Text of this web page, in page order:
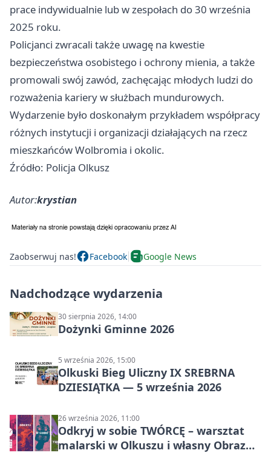
prace indywidualnie lub w zespołach do 30 września
2025 roku.
Policjanci zwracali także uwagę na kwestie
bezpieczeństwa osobistego i ochrony mienia, a także
promowali swój zawód, zachęcając młodych ludzi do
rozważenia kariery w służbach mundurowych.
Wydarzenie było doskonałym przykładem współpracy
różnych instytucji i organizacji działających na rzecz
mieszkańców Wolbromia i okolic.
Źródło: Policja Olkusz
Autor:krystian
Zaobserwuj nas! Facebook Google News
Nadchodzące wydarzenia
30 sierpnia 2026, 14:00
Dożynki Gminne 2026
5 września 2026, 15:00
Olkuski Bieg Uliczny IX SREBRNA
DZIESIĄTKA — 5 września 2026
26 września 2026, 11:00
Odkryj w sobie TWÓRCĘ – warsztat
malarski w Olkuszu i własny Obraz